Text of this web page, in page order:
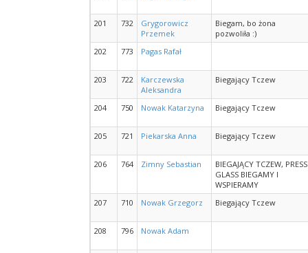
201 732
Grygorowicz
Przemek
Biegam, bo żona
pozwoliła :)
202
773 Pagas Rafał
203 722
Karczewska
Aleksandra
Biegający Tczew
204 750 Nowak Katarzyna Biegający Tczew
205 721 Piekarska Anna Biegający Tczew
206 764 Zimny Sebastian
BIEGAJĄCY TCZEW, PRESS
GLASS BIEGAMY I
WSPIERAMY
207
710 Nowak Grzegorz Biegający Tczew
208 796 Nowak Adam